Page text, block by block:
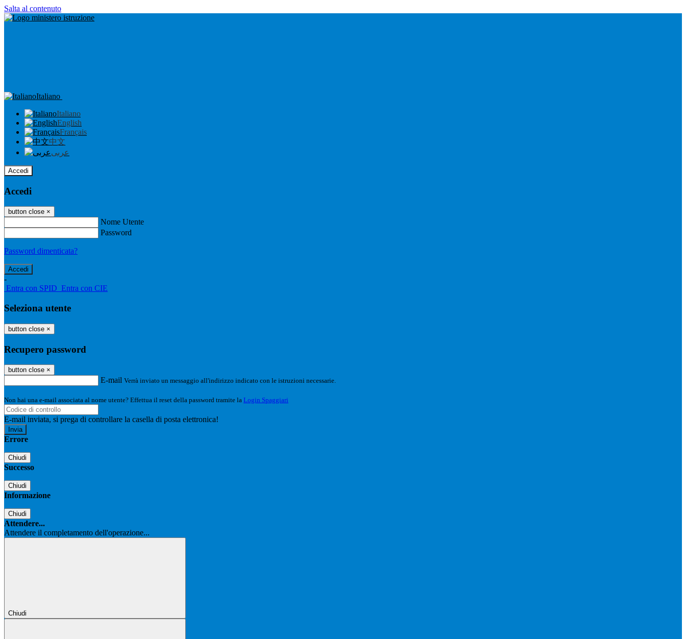
Salta al contenuto
Italiano
Italiano
English
Français
中文
عربى
Accedi
Accedi
button close ×
Nome Utente
Password
Password dimenticata?
-
Entra con SPID Entra con CIE
Seleziona utente
button close ×
Recupero password
button close ×
E-mail Verrà inviato un messaggio all'indirizzo indicato con le istruzioni necessarie.
Non hai una e-mail associata al nome utente? Effettua il reset della password tramite la Login Spaggiari
E-mail inviata, si prega di controllare la casella di posta elettronica!
Errore
Chiudi
Successo
Chiudi
Informazione
Chiudi
Attendere...
Attendere il completamento dell'operazione...
Chiudi